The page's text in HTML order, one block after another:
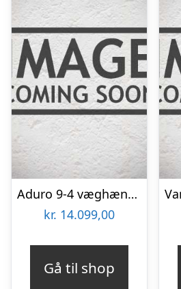
Aduro 9-4 væghængt brændeovn – sort
kr. 14.099,00
Gå til shop